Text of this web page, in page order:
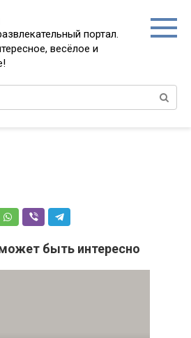
портал.
весёлое и
быть интересно